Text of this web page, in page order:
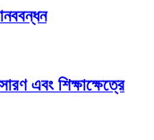
এবং শিক্ষাক্ষেত্রে